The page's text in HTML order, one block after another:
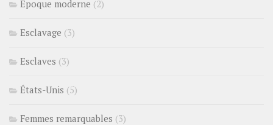
Epoque moderne (2)
Esclavage (3)
Esclaves (3)
États-Unis (5)
Femmes remarquables (3)